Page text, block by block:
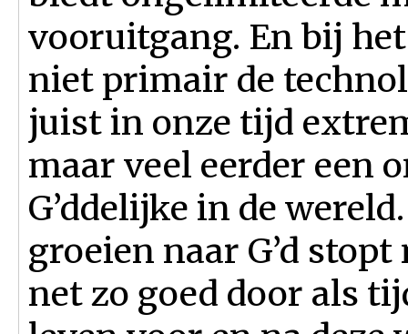
vooruitgang. En bij
niet primair de
juist in onze tijd
maar veel eerder een
G’ddelijke in de
groeien naar G’d
net zo goed door als